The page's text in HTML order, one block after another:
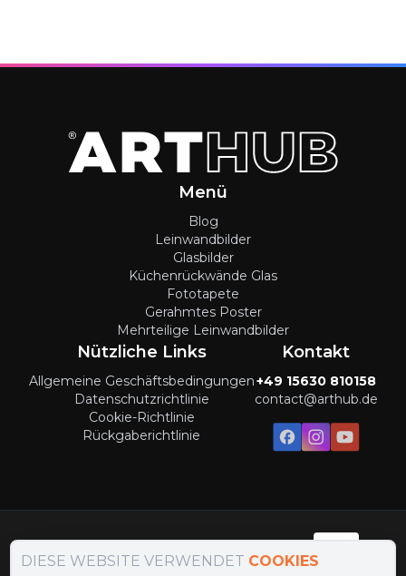
Menü
Blog
Leinwandbilder
Glasbilder
Küchenrückwände Glas
Fototapete
Gerahmtes Poster
Mehrteilige Leinwandbilder
Nützliche Links
Allgemeine Geschäftsbedingungen
Datenschutzrichtlinie
Cookie-Richtlinie
Rückgaberichtlinie
Kontakt
+49 15630 810158
contact@arthub.de
Zahlungsmethoden:
DIESE WEBSITE VERWENDET COOKIES